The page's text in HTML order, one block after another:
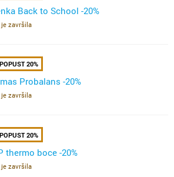
Back to School -20%
završila
POPUST 20%
Probalans -20%
završila
POPUST 20%
thermo boce -20%
završila